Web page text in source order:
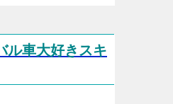
ル車大好きスキ